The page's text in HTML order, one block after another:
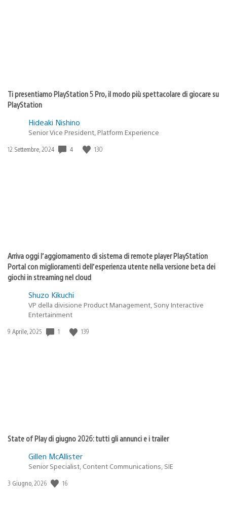
Ti presentiamo PlayStation 5 Pro, il modo più spettacolare di giocare su
PlayStation
Hideaki Nishino
Senior Vice President, Platform Experience
Data
12 Settembre, 2024 4 130
Arriva oggi l’aggiornamento di sistema di remote player PlayStation
Portal con miglioramenti dell’esperienza utente nella versione beta dei
giochi in streaming nel cloud
Shuzo Kikuchi
VP della divisione Product Management, Sony Interactive
Entertainment
Data
9 Aprile, 2025 1 139
State of Play di giugno 2026: tutti gli annunci e i trailer
Gillen McAllister
Senior Specialist, Content Communications, SIE
Data
3 Giugno, 2026 16